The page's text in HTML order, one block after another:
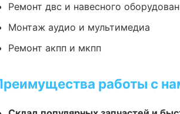
Ремонт двс и навесного
Монтаж аудио и мультимедиа
Ремонт акпп и мкпп
работы с